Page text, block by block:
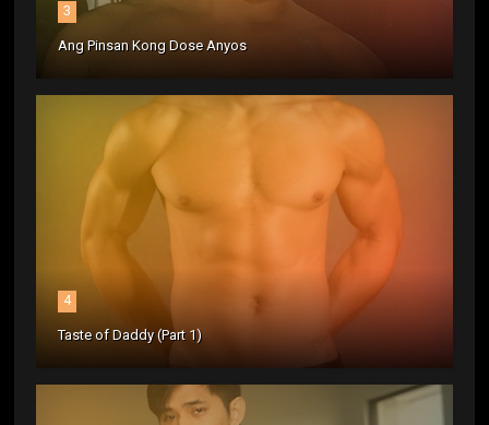
3
Ang Pinsan Kong Dose Anyos
4
Taste of Daddy (Part 1)